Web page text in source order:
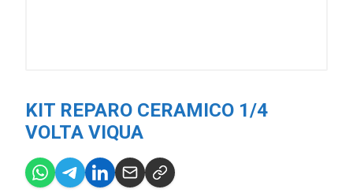
KIT REPARO CERAMICO 1/4
VOLTA VIQUA